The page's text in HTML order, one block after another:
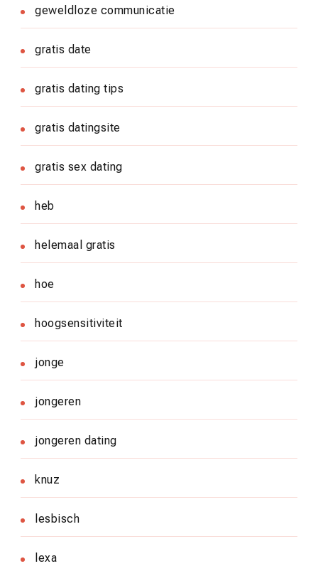
geweldloze communicatie
gratis date
gratis dating tips
gratis datingsite
gratis sex dating
heb
helemaal gratis
hoe
hoogsensitiviteit
jonge
jongeren
jongeren dating
knuz
lesbisch
lexa